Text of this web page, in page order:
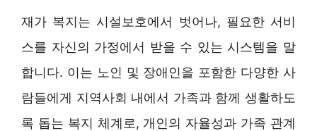
재가 복지는 시설보호에서 벗어나, 필요한 서비
스를 자신의 가정에서 받을 수 있는 시스템을 말
합니다. 이는 노인 및 장애인을 포함한 다양한 사
람들에게 지역사회 내에서 가족과 함께 생활하도
록 돕는 복지 체계로, 개인의 자율성과 가족 관계